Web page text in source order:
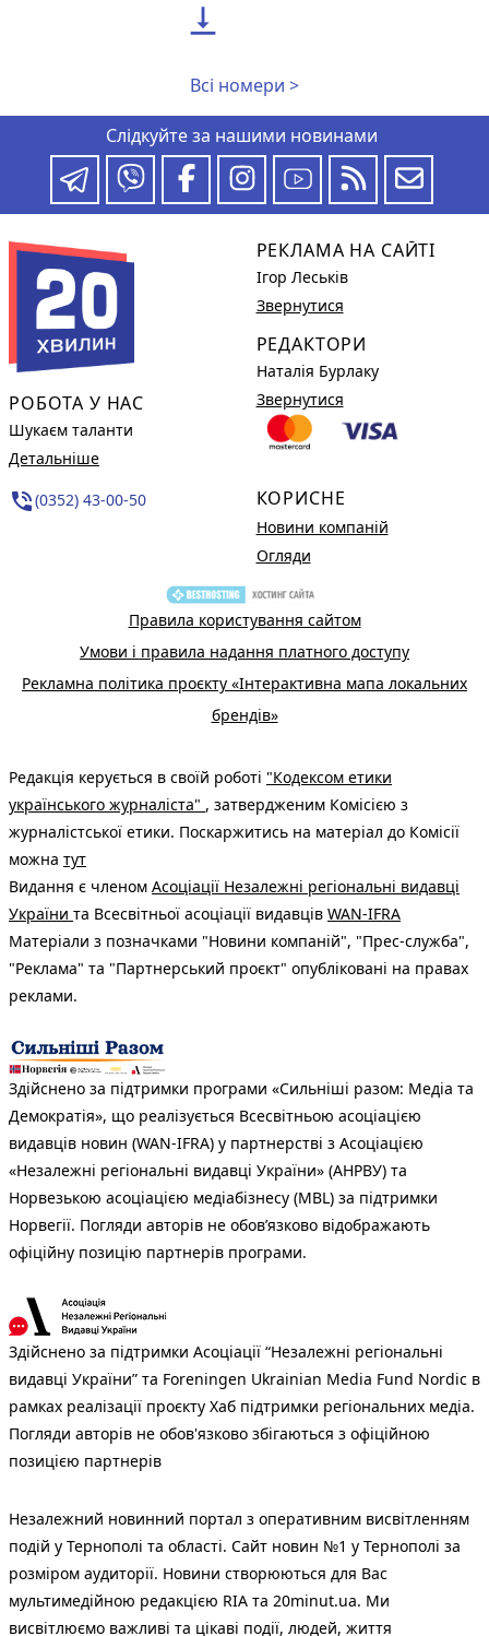

Всі номери >
Слідкуйте за нашими новинами
РОБОТА У НАС
Шукаєм таланти
Детальніше
phone_in_talk(0352) 43-00-50
РЕКЛАМА НА САЙТІ
Ігор Леськів
Звернутися
РЕДАКТОРИ
Наталія Бурлаку
Звернутися
КОРИСНЕ
Новини компаній
Огляди
Правила користування сайтом
Умови і правила надання платного доступу
Рекламна політика проєкту «Інтерактивна мапа локальних
брендів»
Редакція керується в своїй роботі "Кодексом етики
українського журналіста" , затвердженим Комісією з
журналістської етики. Поскаржитись на матеріал до Комісії
можна тут
Видання є членом Асоціації Незалежні регіональні видавці
України та Всесвітньої асоціації видавців WAN-IFRA
Матеріали з позначками "Новини компаній", "Прес-служба",
"Реклама" та "Партнерський проєкт" опубліковані на правах
реклами.
Здійснено за підтримки програми «Сильніші разом: Медіа та
Демократія», що реалізується Всесвітньою асоціацією
видавців новин (WAN-IFRA) у партнерстві з Асоціацією
«Незалежні регіональні видавці України» (АНРВУ) та
Норвезькою асоціацією медіабізнесу (MBL) за підтримки
Норвегії. Погляди авторів не обов’язково відображають
офіційну позицію партнерів програми.
Здійснено за підтримки Асоціації “Незалежні регіональні
видавці України” та Foreningen Ukrainian Media Fund Nordic в
рамках реалізації проєкту Хаб підтримки регіональних медіа.
Погляди авторів не обов'язково збігаються з офіційною
позицією партнерів
Незалежний новинний портал з оперативним висвітленням
подій у Тернополі та області. Сайт новин №1 у Тернополі за
розміром аудиторії. Новини створюються для Вас
мультимедійною редакцією RIA та 20minut.ua. Ми
висвітлюємо важливі та цікаві події, людей, життя